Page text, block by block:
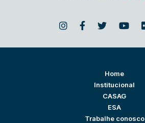
Home
Institucional
CASAG
ESA
Trabalhe conosco